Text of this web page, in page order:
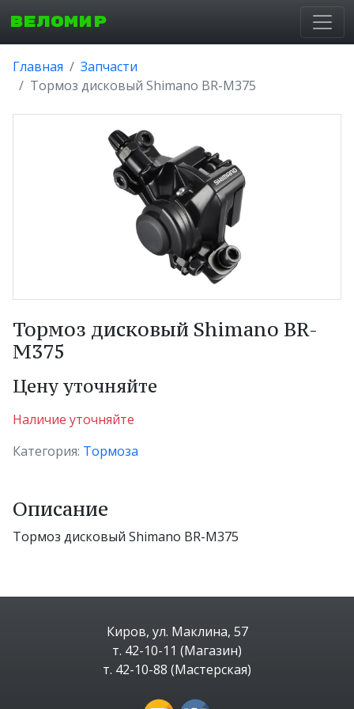
ВЕЛОМИР
Главная
Запчасти
Тормоз дисковый Shimano BR-M375
Тормоз дисковый Shimano BR-
M375
Цену уточняйте
Наличие уточняйте
Категория: Тормоза
Описание
Тормоз дисковый Shimano BR-M375
Киров, ул. Маклина, 57
т. 42-10-11 (Магазин)
т. 42-10-88 (Мастерская)